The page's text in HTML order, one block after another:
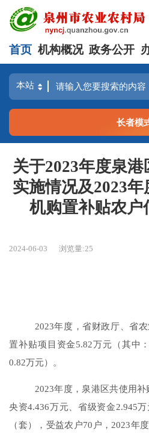
首页 机构概况 政务公开
长者模
关于2023年度泉
实施情况及2023
机购置补贴农户
2024-06-03 浏览量:25
2023年度，省财政厅、省
置补贴项目资金5.82万元（其中
0.82万元）。
2023年度， 泉港区共使用补
央资4.436万元、省级资金2.945万
（套），受益农户70 户，2023年度